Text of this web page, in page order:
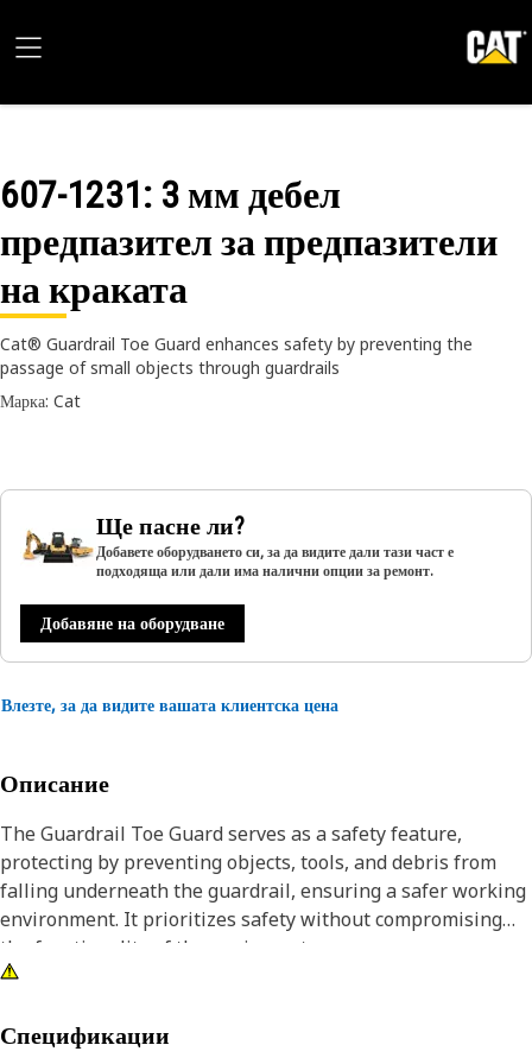
607-1231: 3 мм дебел
предпазител за предпазители
на краката
Cat® Guardrail Toe Guard enhances safety by preventing the
passage of small objects through guardrails
Марка: Cat
Ще пасне ли?
Добавете оборудването си, за да видите дали тази част е
подходяща или дали има налични опции за ремонт.
Добавяне на оборудване
Влезте, за да видите вашата клиентска цена
Описание
The Guardrail Toe Guard serves as a safety feature,
protecting by preventing objects, tools, and debris from
falling underneath the guardrail, ensuring a safer working
environment. It prioritizes safety without compromising
the functionality of the equipment.
• Ensuring reliable and long-lasting performance.
Спецификации